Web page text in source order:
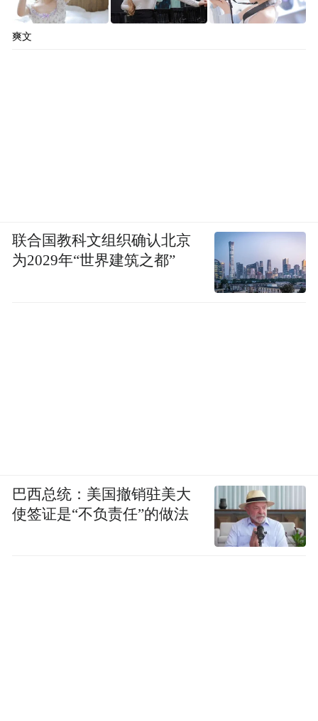
爽文
联合国教科文组织确认北京
为2029年“世界建筑之都”
巴西总统：美国撤销驻美大
使签证是“不负责任”的做法